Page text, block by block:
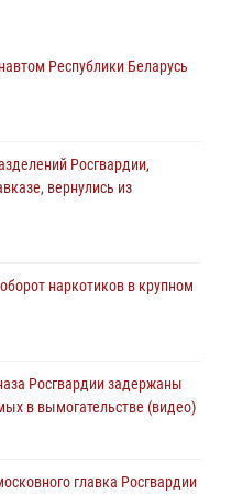
миграции и
(видео)
главка Росгвардии
на комплексных учениях
в Подмосковье
Республики Беларусь
Росгвардии,
вернулись из
наркотиков в крупном
Росгвардии задержаны
в вымогательстве (видео)
главка Росгвардии